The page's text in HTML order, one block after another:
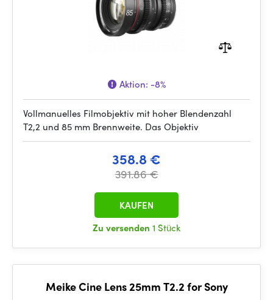
Aktion: -8%
Vollmanuelles Filmobjektiv mit hoher Blendenzahl
T2,2 und 85 mm Brennweite. Das Objektiv
358.8 €
391.86 €
Zu versenden 1 Stück
KAUFEN
Meike Cine Lens 25mm T2.2 for Sony